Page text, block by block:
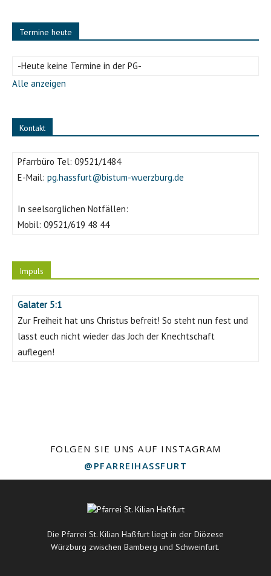
Termine heute
-Heute keine Termine in der PG-
Alle anzeigen
Kontakt
Pfarrbüro Tel: 09521/1484
E-Mail: pg.hassfurt@bistum-wuerzburg.de
In seelsorglichen Notfällen:
Mobil: 09521/619 48 44
Impuls
Galater 5:1
Zur Freiheit hat uns Christus befreit! So steht nun fest und
lasst euch nicht wieder das Joch der Knechtschaft
auflegen!
FOLGEN SIE UNS AUF INSTAGRAM
@PFARREIHASSFURT
Die Pfarrei St. Kilian Haßfurt liegt in der Diözese
Würzburg zwischen Bamberg und Schweinfurt.